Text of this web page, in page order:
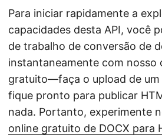
Para iniciar rapidamente a
capacidades desta API, você
de trabalho de conversão de
instantaneamente com nosso
gratuito—faça o upload de um
fique pronto para publicar
nada. Portanto, experimente
online gratuito de DOCX para